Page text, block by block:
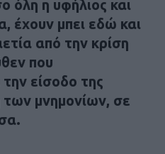
όλη η υφήλιος και
έχουν μπει εδώ και
από την κρίση
που
είσοδο της
μνημονίων, σε